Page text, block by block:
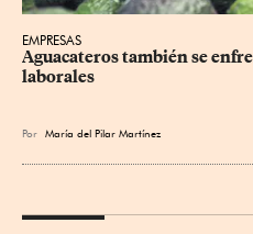
EMPRESAS
Aguacateros también se
laborales
Por María del Pilar Martínez